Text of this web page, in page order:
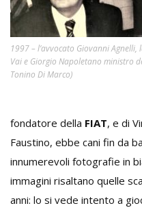
1997 – l’avvocato Giovanni
Vai e Giorgio Napoletano ministro
Tonino Di Marco)
fondatore della FIAT, e di
Faustino, ebbe cani fin da
innumerevoli fotografie in
immagini risaltano quelle
anni: lo si vede intento a